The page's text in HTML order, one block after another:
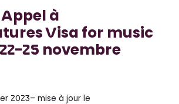
à
Visa for music
25 novembre
2023– mise à jour le